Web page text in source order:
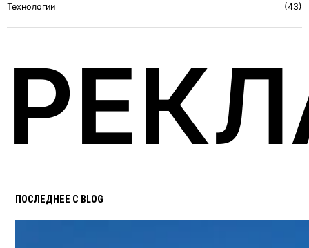
Технологии
43
ПОСЛЕДНЕЕ С BLOG